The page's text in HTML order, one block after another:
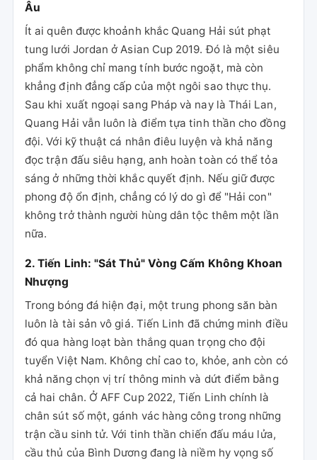
Âu
Ít ai quên được khoảnh khắc Quang Hải sút phạt
tung lưới Jordan ở Asian Cup 2019. Đó là một siêu
phẩm không chỉ mang tính bước ngoặt, mà còn
khẳng định đẳng cấp của một ngôi sao thực thụ.
Sau khi xuất ngoại sang Pháp và nay là Thái Lan,
Quang Hải vẫn luôn là điểm tựa tinh thần cho đồng
đội. Với kỹ thuật cá nhân điêu luyện và khả năng
đọc trận đấu siêu hạng, anh hoàn toàn có thể tỏa
sáng ở những thời khắc quyết định. Nếu giữ được
phong độ ổn định, chẳng có lý do gì để "Hải con"
không trở thành người hùng dân tộc thêm một lần
nữa.
2. Tiến Linh: "Sát Thủ" Vòng Cấm Không Khoan
Nhượng
Trong bóng đá hiện đại, một trung phong săn bàn
luôn là tài sản vô giá. Tiến Linh đã chứng minh điều
đó qua hàng loạt bàn thắng quan trọng cho đội
tuyển Việt Nam. Không chỉ cao to, khỏe, anh còn có
khả năng chọn vị trí thông minh và dứt điểm bằng
cả hai chân. Ở AFF Cup 2022, Tiến Linh chính là
chân sút số một, gánh vác hàng công trong những
trận cầu sinh tử. Với tinh thần chiến đấu máu lửa,
cầu thủ của Bình Dương đang là niềm hy vọng số